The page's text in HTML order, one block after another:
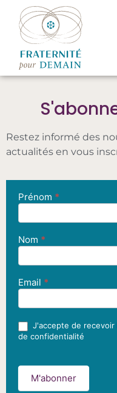
Restez informé des
actualités en vous
Newsletter
Prénom *
Nom *
Email *
J'accepte de
de confidentialité
M'abonner